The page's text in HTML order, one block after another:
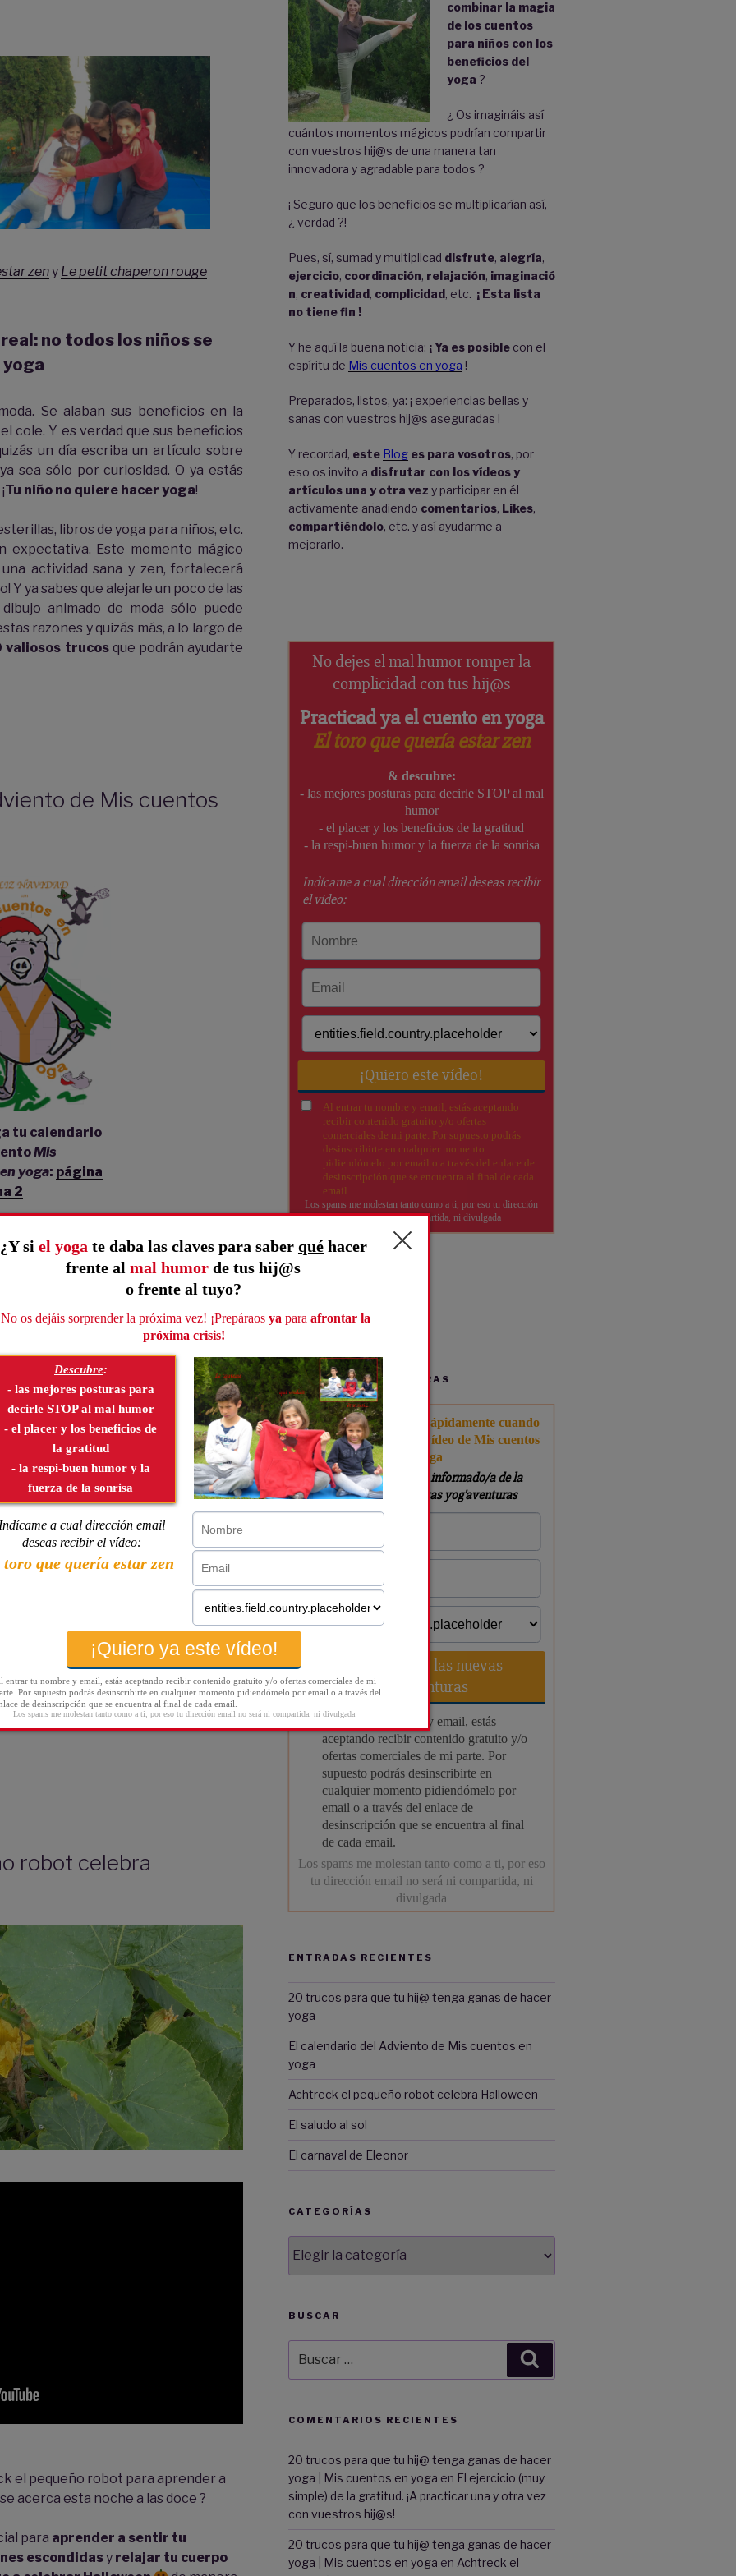
zeny Le petit chaperon rouge
no todos los niños se
Se alaban sus beneficios en la
cole. Y es verdad que sus beneficios
un día escriba un artículo sobre
sea sólo por curiosidad. O ya estás
Tu niño no quiere hacer yoga!
libros de yoga para niños, etc.
expectativa. Este momento mágico
actividad sana y zen, fortalecerá
Y ya sabes que alejarle un poco de las
animado de moda sólo puede
razones y quizás más, a lo largo de
valiosos trucosque podrán ayudarte
de Mis cuentos
tu calendario
Mis
yoga: página
2
está a la vuelta de la esquina
y nuestras casas se encienden
en el salón luciendo bonitas
los niños se impacientan y sueñan
catálogos y escaparates llenos de
ya estén también aquí. ¡Todo anuncia
del niño Jesús en nuestro
y su cesta llena de innumerables
con elcalendario del Adviento de
página 2),sumergiros con
de la Navidadyhacedle
los bellos valores que nos
familia, compartir, amor, perdón,
regalos, pensamientos especiales,
mismo y a los demás, pasar tiempo
y villancicos, etc. ¡Suficiente
para poder hacer frente a los
llegarán!
es muy fácil:
páginasdescargadas en papel
robot celebra
el pequeño robot para aprender a
acerca esta noche a las doce ?
para aprender a sentir tu
escondidasy relajar tu cuerpo
combinar la magia
de los cuentos
para niños con los
beneficios del
yoga ?
¿ Os imagináis así
cuántos momentos mágicos podrían compartir
con vuestros hij@s de una manera tan
innovadora y agradable para todos ?
¡ Seguro que los beneficios se multiplicarían así,
¿ verdad ?!
Pues, sí, sumad y multiplicad disfrute, alegría,
ejercicio, coordinación, relajación, imaginació
n, creatividad, complicidad, etc. ¡ Esta lista
no tiene fin !
Y he aquí la buena noticia: ¡ Ya es posible con el
espíritu de Mis cuentos en yoga !
Preparados, listos, ya: ¡ experiencias bellas y
sanas con vuestros hij@s aseguradas !
Y recordad, este Blog es para vosotros, por
eso os invito a disfrutar con los vídeos y
artículos una y otra vez y participar en él
activamente añadiendo comentarios, Likes,
compartiéndolo, etc. y así ayudarme a
mejorarlo.
SÍGUENOS
Canal youtube
NUEVAS YOG’AVENTURAS
ENTRADAS RECIENTES
20 trucos para que tu hij@ tenga ganas de hacer
yoga
El calendario del Adviento de Mis cuentos en
yoga
Achtreck el pequeño robot celebra Halloween
El saludo al sol
El carnaval de Eleonor
CATEGORÍAS
BUSCAR
por:
COMENTARIOS RECIENTES
20 trucos para que tu hij@ tenga ganas de hacer
yoga | Mis cuentos en yoga en El ejercicio (muy
simple) de la gratitud. ¡A practicar una y otra vez
con vuestros hij@s!
20 trucos para que tu hij@ tenga ganas de hacer
yoga | Mis cuentos en yoga en Achtreck el